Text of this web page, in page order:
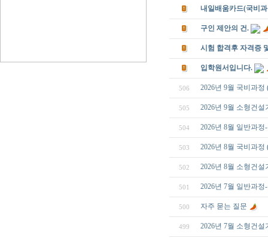
내일배움카드(국비
구인 제안의 건.
시험 합격후 자격증
입학원서입니다.
506 2026년 9월 국비과
505 2026년 9월 소형건
504 2026년 8월 일반과정
503 2026년 8월 국비과
502 2026년 8월 소형건
501 2026년 7월 일반과정
500 자주 묻는 질문
499 2026년 7월 소형건